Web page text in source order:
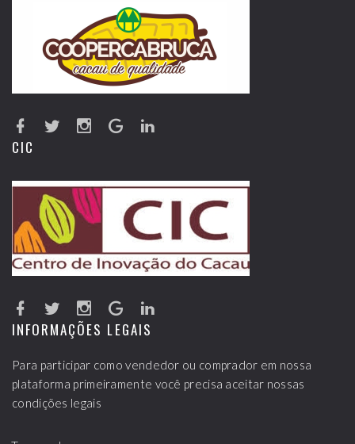
CIC
INFORMAÇÕES LEGAIS
Para participar como vendedor ou comprador em nossa
plataforma primeiramente você precisa aceitar nossas
condições legais